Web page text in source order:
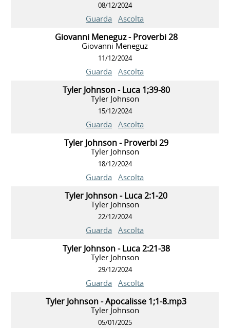
08/12/2024
Guarda Ascolta
Giovanni Meneguz - Proverbi 28
Giovanni Meneguz
11/12/2024
Guarda Ascolta
Tyler Johnson - Luca 1;39-80
Tyler Johnson
15/12/2024
Guarda Ascolta
Tyler Johnson - Proverbi 29
Tyler Johnson
18/12/2024
Guarda Ascolta
Tyler Johnson - Luca 2:1-20
Tyler Johnson
22/12/2024
Guarda Ascolta
Tyler Johnson - Luca 2:21-38
Tyler Johnson
29/12/2024
Guarda Ascolta
Tyler Johnson - Apocalisse 1;1-8.mp3
Tyler Johnson
05/01/2025